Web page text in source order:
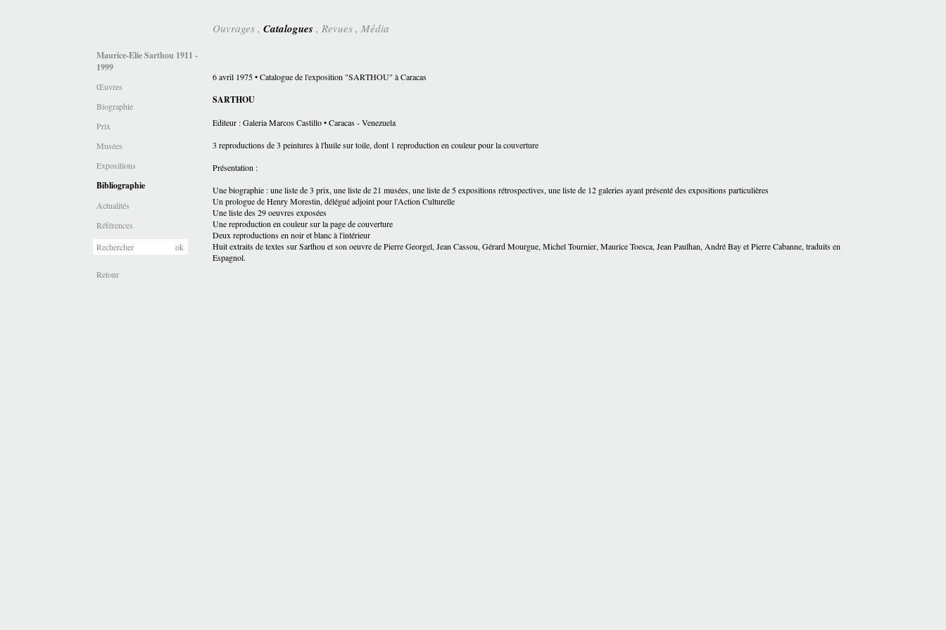
Maurice-Elie Sarthou 1911 -
1999
Œuvres
Biographie
Prix
Musées
Expositions
Bibliographie
Actualités
Références
Retour
Ouvrages , Catalogues , Revues , Média
6 avril 1975 • Catalogue de l'exposition "SARTHOU" à Caracas
SARTHOU
Editeur : Galeria Marcos Castillo • Caracas - Venezuela
3 reproductions de 3 peintures à l'huile sur toile, dont 1 reproduction en couleur pour la couverture
Présentation :
Une biographie : une liste de 3 prix, une liste de 21 musées, une liste de 5 expositions rétrospectives, une liste de 12 galeries ayant présenté des expositions particulières
Un prologue de Henry Morestin, délégué adjoint pour l'Action Culturelle
Une liste des 29 oeuvres exposées
Une reproduction en couleur sur la page de couverture
Deux reproductions en noir et blanc à l'intérieur
Huit extraits de textes sur Sarthou et son oeuvre de Pierre Georgel, Jean Cassou, Gérard Mourgue, Michel Tournier, Maurice Toesca, Jean Paulhan, André Bay et Pierre Cabanne, traduits en
Espagnol.